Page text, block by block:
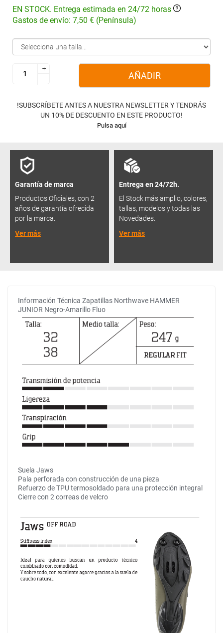
EN STOCK. Entrega estimada en 24/72 horas
Gastos de envío: 7,50 € (Península)
+
-
+
-
AÑADIR
!SUBSCRÍBETE ANTES A NUESTRA NEWSLETTER Y TENDRÁS
UN 10% DE DESCUENTO EN ESTE PRODUCTO!
Pulsa aquí
Garantía de marca
Productos Oficiales, con 2
años de garantía ofrecida
por la marca.
Ver más
Entrega en 24/72h.
El Stock más amplio, colores,
tallas, modelos y todas las
Novedades.
Ver más
Información Técnica Zapatillas Northwave HAMMER
JUNIOR Negro-Amarillo Fluo
Suela Jaws
Pala perforada con construcción de una pieza
Refuerzo de TPU termosoldado para una protección integral
Cierre con 2 correas de velcro